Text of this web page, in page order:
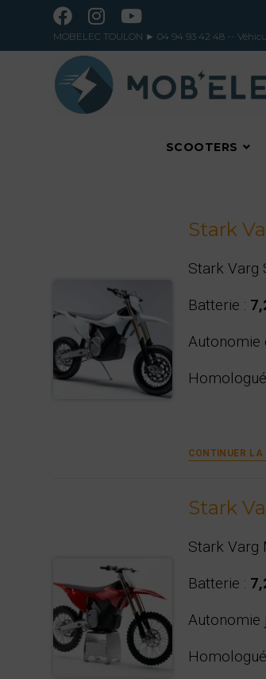
MOBELEC TOULON ►04 94 93 42 48 --
SCOOTERS
Stark
Stark Varg
Batterie :
Autonomie
CONTINUER LA
Stark
Stark Varg
Batterie :
Autonomie